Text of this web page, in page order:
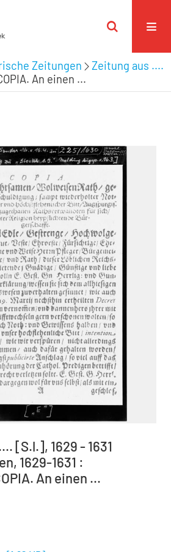
Zeitungen
Zeitung aus ....
An einen ...
[S.l.], 1629 - 1631
1629-1631 :
An einen ...